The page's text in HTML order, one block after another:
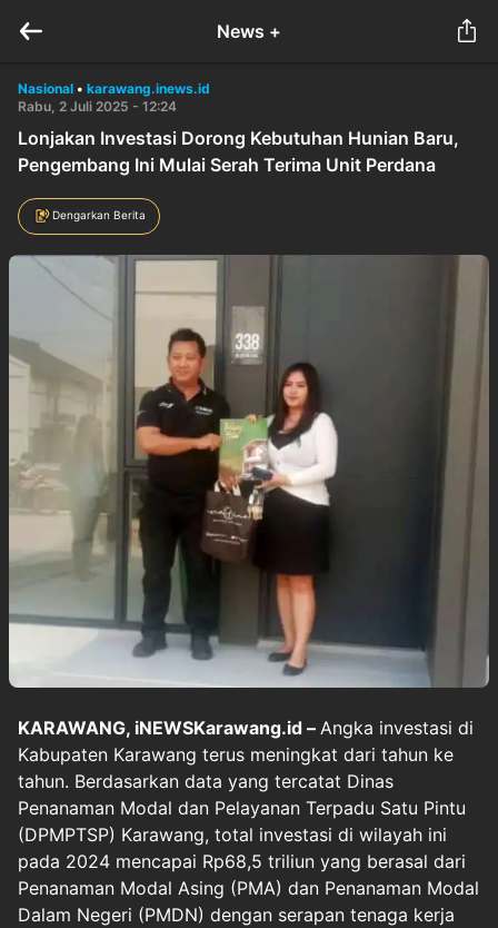
News +
Nasional • karawang.inews.id
Rabu, 2 Juli 2025 - 12:24
Lonjakan Investasi Dorong Kebutuhan Hunian Baru,
Pengembang Ini Mulai Serah Terima Unit Perdana
Dengarkan Berita
KARAWANG, iNEWSKarawang.id – Angka investasi di
Kabupaten Karawang terus meningkat dari tahun ke
tahun. Berdasarkan data yang tercatat Dinas
Penanaman Modal dan Pelayanan Terpadu Satu Pintu
(DPMPTSP) Karawang, total investasi di wilayah ini
pada 2024 mencapai Rp68,5 triliun yang berasal dari
Penanaman Modal Asing (PMA) dan Penanaman Modal
Dalam Negeri (PMDN) dengan serapan tenaga kerja